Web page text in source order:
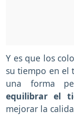
Y es que los
su tiempo en el
una forma
equilibrar el
mejorar la